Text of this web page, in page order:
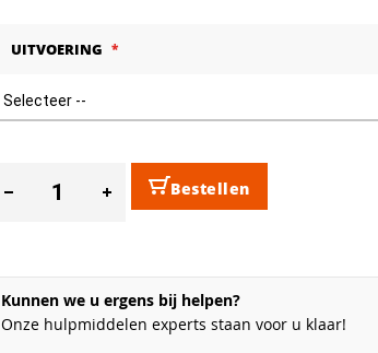
UITVOERING
Bestellen
Kunnen we u ergens bij helpen?
Onze hulpmiddelen experts staan voor u klaar!